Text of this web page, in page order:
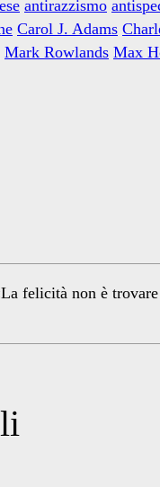
antirazzismo
Carol J. Adams
Mark Rowlands Max
felicità non è